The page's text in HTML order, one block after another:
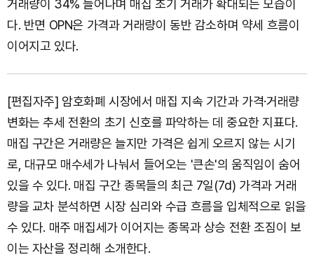
거래량이 34% 늘어나며 매집 초기 거래가 확대되는 모습이
다. 반면 OPN은 가격과 거래량이 동반 감소하며 약세 흐름이
이어지고 있다.
[편집자주] 암호화폐 시장에서 매집 지속 기간과 가격·거래량
변화는 추세 전환의 초기 신호를 파악하는 데 중요한 지표다.
매집 구간은 거래량은 늘지만 가격은 쉽게 오르지 않는 시기
로, 대규모 매수세가 나눠서 들어오는 '큰손'의 움직임이 숨어
있을 수 있다. 매집 구간 종목들의 최근 7일(7d) 가격과 거래
량을 교차 분석하면 시장 심리와 수급 흐름을 입체적으로 읽을
수 있다. 매주 매집세가 이어지는 종목과 상승 전환 조짐이 보
이는 자산을 정리해 소개한다.